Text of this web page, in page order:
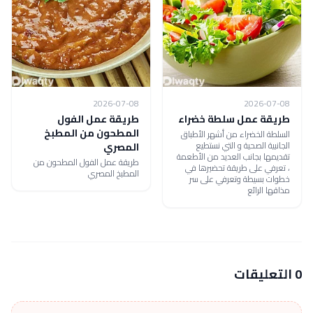
2026-07-08
طريقة عمل سلطة خضراء
السلطة الخضراء من أشهر الأطباق
الجانبية الصحية و التي نستطيع
تقديمها بجانب العديد من الأطعمة
، تعرفي على طريقة تحضيرها في
خطوات بسيطة وتعرفي على سر
مذاقها الرائع
2026-07-08
طريقة عمل الفول
المطحون من المطبخ
المصري
طريقة عمل الفول المطحون من
المطبخ المصري
0 التعليقات